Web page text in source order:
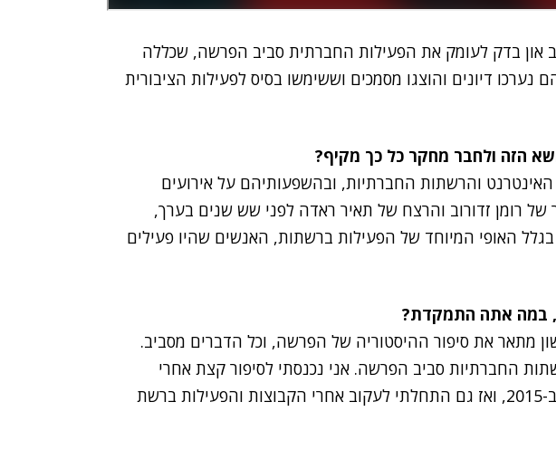
און בדק לעומק את הפעילות החברתית סביב הפרשה, שכללה
דיונים והוצגו מסמכים וששימשו בסיס לפעילות הציבורית
הזה ולחבר מחקר כל כך מקיף?
והרשתות החברתיות, ובהשפעותיהם על אירועים
של רומן זדורוב והרצח של תאיר ראדה לפני שש שנים בערך,
האופי המיוחד של הפעילות ברשתות, האנשים שהיו פעילים
במה אתה התמקדת?
מתאר את סיפור ההיסטוריה של הפרשה, וכל הדברים מסביב.
החברתיות סביב הפרשה. אני נכנסתי לסיפור קצת אחרי
שהערעור הראשון של זדורוב נדחה, ב-2015, ואז גם התחלתי לעקוב אחרי הקבוצות והפעילות ברשת